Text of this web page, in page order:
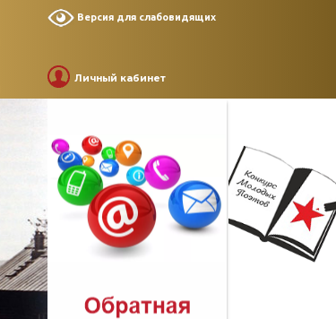
Версия для слабовидящих
Личный кабинет